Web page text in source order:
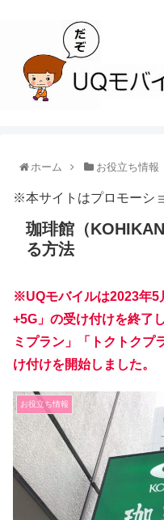
ホーム お役立ち情報
※本サイトはプロモーシ
珈琲館（
る方法
※UQモバイルは2023年5
+5G」の受け付けを終了
ミプラン」「トクトクプ
け付けを開始しました。
お役立ち情報